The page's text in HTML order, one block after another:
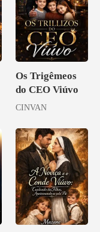
Os Trigêmeos
do CEO Viúvo
CINVAN